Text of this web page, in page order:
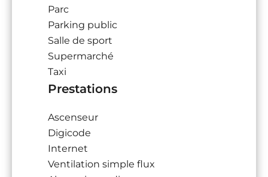
Parc
Parking public
Salle de sport
Supermarché
Taxi
Prestations
Ascenseur
Digicode
Internet
Ventilation simple flux